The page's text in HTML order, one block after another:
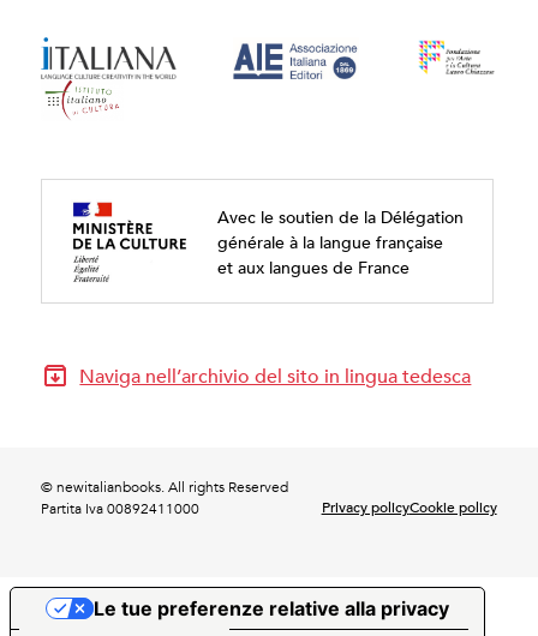
Avec le soutien de la Délégation
générale à la langue française
et aux langues de France
Naviga nell’archivio del sito in lingua tedesca
© newitalianbooks. All rights Reserved
Partita Iva 00892411000
Privacy policyCookie policy
Le tue preferenze relative alla privacy